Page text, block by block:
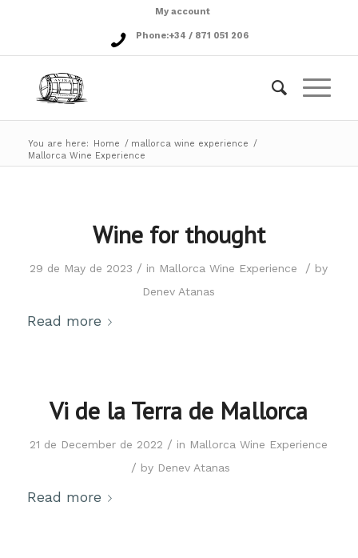
My account
Phone:+34 / 871 051 206
You are here: Home / mallorca wine experience /
Mallorca Wine Experience
Wine for thought
29 de May de 2023 / in Mallorca Wine Experience / by
Denev Atanas
Read more
Vi de la Terra de Mallorca
21 de December de 2022 / in Mallorca Wine Experience
/ by Denev Atanas
Read more